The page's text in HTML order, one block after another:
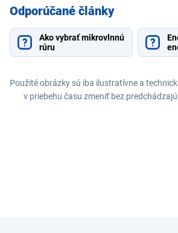
Odporúčané články
Ako vybrať mikrovlnnú
rúru
Použité obrázky sú iba ilustratívne a
v priebehu času zmeniť bez